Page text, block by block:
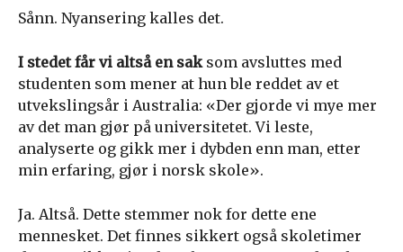
Sånn. Nyansering kalles det.
I stedet får vi altså en saksom avsluttes med
studenten som mener at hun ble reddet av et
utvekslingsår i Australia: «Der gjorde vi mye mer
av det man gjør på universitetet. Vi leste,
analyserte og gikk mer i dybden enn man, etter
min erfaring, gjør i norsk skole».
Ja. Altså. Dette stemmer nok for dette ene
mennesket. Det finnes sikkert også skoletimer